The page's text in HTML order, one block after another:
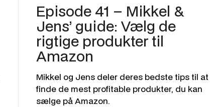
Episode 41 – Mikkel &
Jens’ guide: Vælg de
rigtige produkter til
Amazon
Mikkel og Jens deler deres bedste tips til at
finde de mest profitable produkter, du kan
sælge på Amazon.